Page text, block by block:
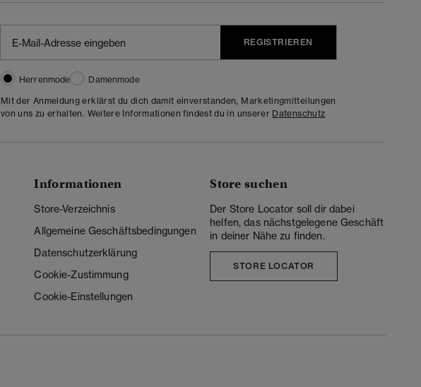
REGISTRIEREN
Herrenmode
Damenmode
Mit der Anmeldung erklärst du dich damit einverstanden, Marketingmitteilungen
von uns zu erhalten. Weitere Informationen findest du in unserer Datenschutz
Informationen
Store-Verzeichnis
Allgemeine Geschäftsbedingungen
Datenschutzerklärung
Cookie-Zustimmung
Cookie-Einstellungen
Store suchen
Der Store Locator soll dir dabei
helfen, das nächstgelegene Geschäft
in deiner Nähe zu finden.
STORE LOCATOR